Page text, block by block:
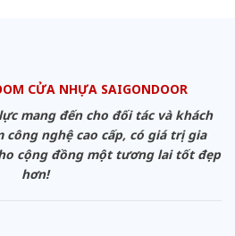
CỬA NHỰA SAIGONDOOR
mang đến cho đối tác và khách
công nghệ cao cấp, có giá trị gia
cộng đồng một tương lai tốt đẹp
hơn!